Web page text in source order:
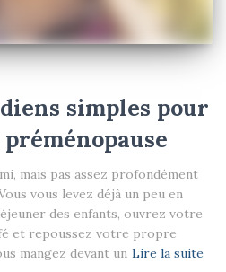
simples pour
mais pas assez profondément
vous levez déjà un peu en
des enfants, ouvrez votre
et repoussez votre propre
mangez devant un Lire la suite